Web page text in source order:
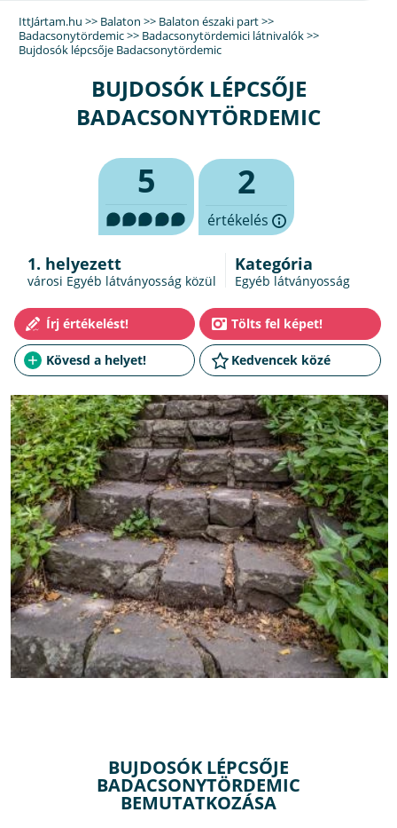
IttJártam.hu >> Balaton >> Balaton északi part>>
Badacsonytördemic>> Badacsonytördemici látnivalók>>
Bujdosók lépcsője Badacsonytördemic
BUJDOSÓK LÉPCSŐJE
BADACSONYTÖRDEMIC
5 2
értékelés
1. helyezett
városi Egyéb látványosság közül
Kategória
Egyéb látványosság
BUJDOSÓK LÉPCSŐJE
BADACSONYTÖRDEMIC
BEMUTATKOZÁSA